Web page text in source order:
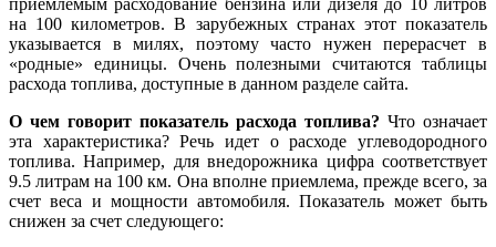
на 100 километров. В зарубежных странах этот показатель
указывается в милях, поэтому часто нужен перерасчет в
«родные» единицы. Очень полезными считаются таблицы
расхода топлива, доступные в данном разделе сайта.
О чем говорит показатель расхода топлива? Что означает
эта характеристика? Речь идет о расходе углеводородного
топлива. Например, для внедорожника цифра соответствует
9.5 литрам на 100 км. Она вполне приемлема, прежде всего, за
счет веса и мощности автомобиля. Показатель может быть
снижен за счет следующего: